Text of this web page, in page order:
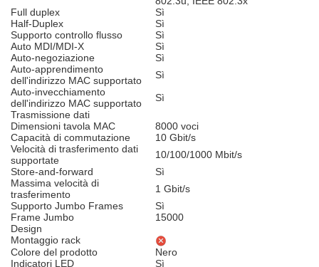
Full duplex
Sì
Half-Duplex
Sì
Supporto controllo flusso
Sì
Auto MDI/MDI-X
Sì
Auto-negoziazione
Sì
Auto-apprendimento
dell'indirizzo MAC supportato
Sì
Auto-invecchiamento
dell'indirizzo MAC supportato
Sì
Trasmissione dati
Dimensioni tavola MAC
8000 voci
Capacità di commutazione
10 Gbit/s
Velocità di trasferimento dati
supportate
10/100/1000 Mbit/s
Store-and-forward
Sì
Massima velocità di
trasferimento
1 Gbit/s
Supporto Jumbo Frames
Sì
Frame Jumbo
15000
Design
Montaggio rack
Colore del prodotto
Nero
Indicatori LED
Sì